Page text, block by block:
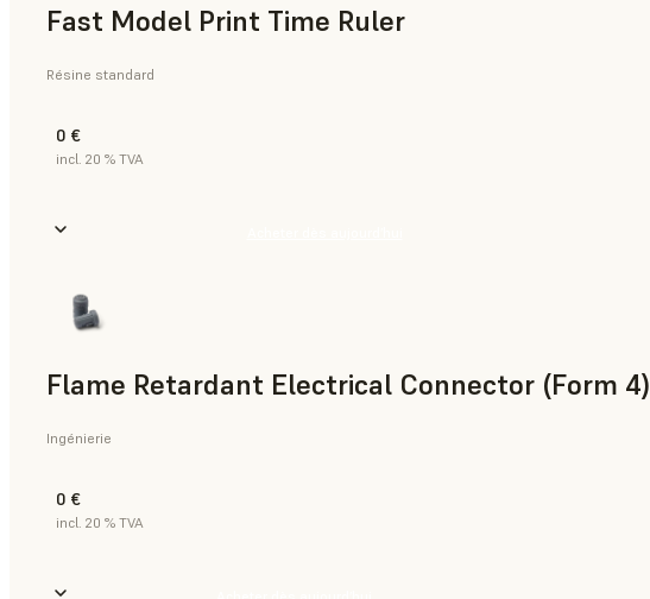
Fast Model Print Time Ruler
Résine standard
0 €
incl. 20 % TVA
Flame Retardant Electrical Connector (Form 4)
Ingénierie
0 €
incl. 20 % TVA